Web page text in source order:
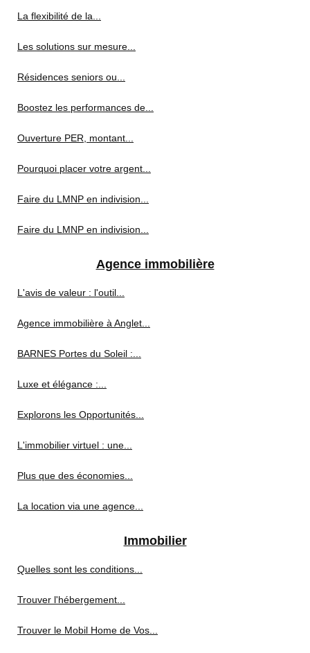
La flexibilité de la...
Les solutions sur mesure...
Résidences seniors ou...
Boostez les performances de...
Ouverture PER, montant...
Pourquoi placer votre argent...
Faire du LMNP en indivision...
Faire du LMNP en indivision...
Agence immobilière
L'avis de valeur : l'outil...
Agence immobilière à Anglet...
BARNES Portes du Soleil :...
Luxe et élégance :...
Explorons les Opportunités...
L'immobilier virtuel : une...
Plus que des économies...
La location via une agence...
Immobilier
Quelles sont les conditions...
Trouver l'hébergement...
Trouver le Mobil Home de Vos...